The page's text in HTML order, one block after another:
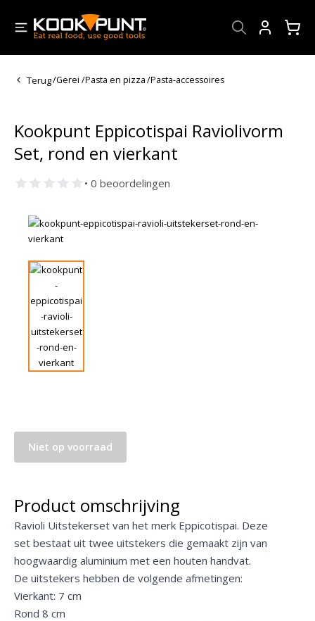
Terug/Gerei /Pasta en pizza/Pasta-accessoires
Kookpunt Eppicotispai Raviolivorm
Set, rond en vierkant
• 0 beoordelingen
Niet op voorraad
Product omschrijving
Ravioli Uitstekerset van het merk Eppicotispai. Deze
set bestaat uit twee uitstekers die gemaakt zijn van
hoogwaardig aluminium met een houten handvat.
De uitstekers hebben de volgende afmetingen:
Vierkant: 7 cm
Rond 8 cm